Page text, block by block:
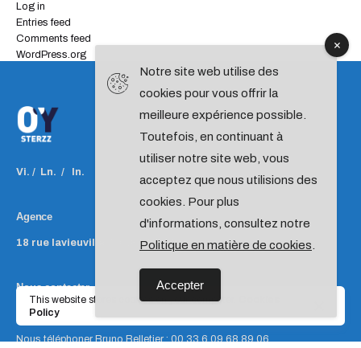
Log in
Entries feed
Comments feed
WordPress.org
Vi. / Ln. / In.
Agence
18 rue lavieuville 75018 PARISFrance
Nous contacter
Nous ecrire
Nous téléphonerBruno Belletier : 00 33 6 09 68 89 06
This website stores cookies on your computer.
Policy
Notre site web utilise des
cookies pour vous offrir la
meilleure expérience possible.
Toutefois, en continuant à
utiliser notre site web, vous
acceptez que nous utilisions des
cookies. Pour plus
d'informations, consultez notre
Politique en matière de cookies
Accepter